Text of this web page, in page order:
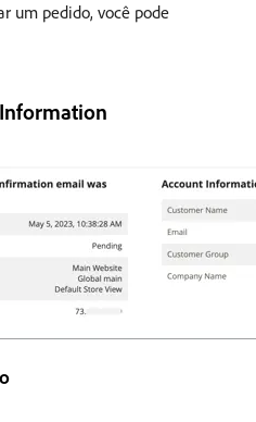
um pedido, você pode